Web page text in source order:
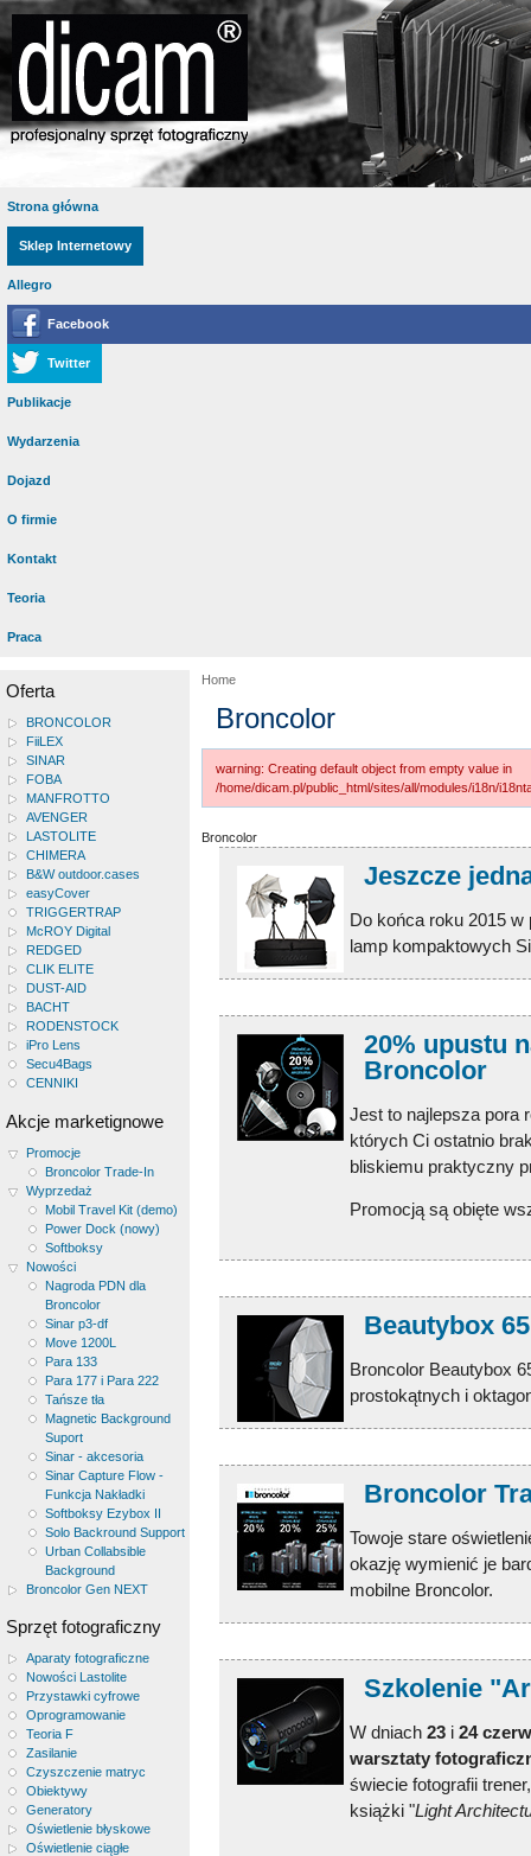
Strona główna
Sklep Internetowy
Allegro
Facebook
Twitter
Publikacje
Wydarzenia
Dojazd
O firmie
Kontakt
Teoria
Praca
Oferta
BRONCOLOR
FiiLEX
SINAR
FOBA
MANFROTTO
AVENGER
LASTOLITE
CHIMERA
B&W outdoor.cases
easyCover
TRIGGERTRAP
McROY Digital
REDGED
CLIK ELITE
DUST-AID
BACHT
RODENSTOCK
iPro Lens
Secu4Bags
CENNIKI
Akcje marketignowe
Promocje
Broncolor Trade-In
Wyprzedaż
Mobil Travel Kit (demo)
Power Dock (nowy)
Softboksy
Nowości
Nagroda PDN dla
Broncolor
Sinar p3-df
Move 1200L
Para 133
Para 177 i Para 222
Tańsze tła
Magnetic Background
Suport
Sinar - akcesoria
Sinar Capture Flow -
Funkcja Nakładki
Softboksy Ezybox II
Solo Backround Support
Urban Collabsible
Background
Broncolor Gen NEXT
Sprzęt fotograficzny
Aparaty fotograficzne
Nowości Lastolite
Przystawki cyfrowe
Oprogramowanie
Teoria F
Zasilanie
Czyszczenie matryc
Obiektywy
Generatory
Oświetlenie błyskowe
Oświetlenie ciągłe
Home
Broncolor
warning: Creating default object from empty value in
/home/dicam.pl/public_html/sites/all/modules/i18n/
Broncolor
Jeszcze
Do końca roku 2015
lamp kompaktowych
20% upustu
Broncolor
Jest to najlepsza pora
których Ci ostatnio
bliskiemu praktyczny
Promocją są obięte
Beautybox 65
Broncolor Beautybox
prostokątnych i
Broncolor
Towoje stare
okazję wymienić je
mobilne Broncolor.
Szkolenie
W dniach 23 i 24
warsztaty
świecie fotografii
książki "Light